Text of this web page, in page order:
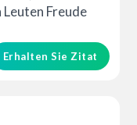
Freude
Erhalten Sie Zitat